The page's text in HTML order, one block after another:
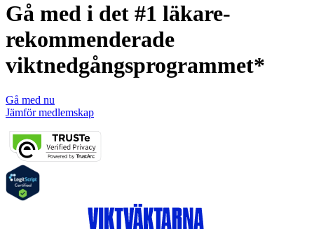
Gå med i det #1 läkare-
rekommenderade
viktnedgångsprogrammet*
Gå med nu
Jämför medlemskap